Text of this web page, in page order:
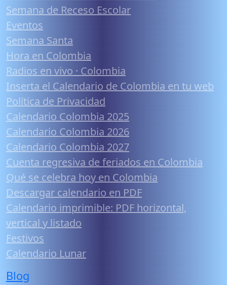
Semana de Receso Escolar
Eventos
Semana Santa
Hora en Colombia
Radios en vivo · Colombia
Inserta el Calendario de Colombia en tu web
Política de Privacidad
Calendario Colombia 2025
Calendario Colombia 2026
Calendario Colombia 2027
Cuenta regresiva de feriados en Colombia
Qué se celebra hoy en Colombia
Descargar calendario en PDF
Calendario imprimible: PDF horizontal,
vertical y listado
Festivos
Calendario Lunar
Blog